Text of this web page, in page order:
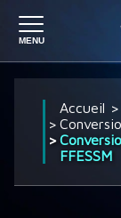
PLONGÉE EN FRANCE
Accueil
FFESSM